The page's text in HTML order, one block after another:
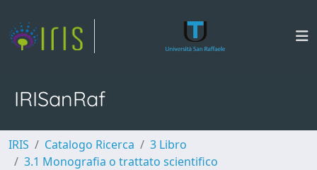
IRISanRaf
IRIS Catalogo Ricerca
3 Libro
3.1 Monografia o trattato scientifico